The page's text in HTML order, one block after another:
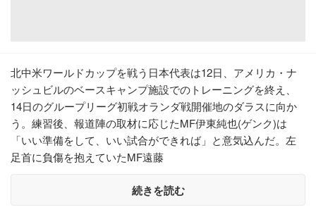
北中米ワールドカップを戦う日本代表は12日、アメリカ・ナ
ッシュビルのベースキャンプ施設でのトレーニングを終え、
14日のグループリーグ初戦オランダ戦開催地のダラスに向か
う。練習後、報道陣の取材に応じたMF伊東純也(ゲンク)は
「いい準備をして、いい試合ができれば」と意気込んだ。左
足首に負傷を抱えていたMF遠藤
続きを読む